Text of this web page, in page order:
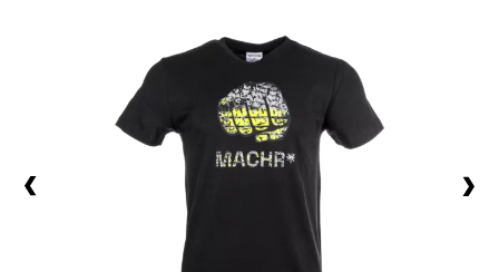
Outdoor
Casual παπούτσια